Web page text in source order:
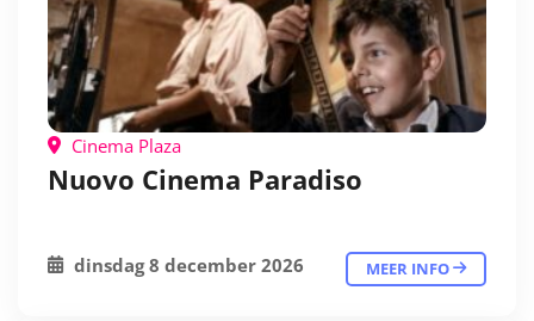
Cinema Plaza
Nuovo Cinema Paradiso
dinsdag 8 december 2026 MEER INFO